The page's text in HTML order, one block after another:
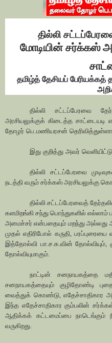
தில்லி
மோடியின் சர்க்கஸ்
தமிழ்த் தேசியப்
தில்லி சட்டப்பேரவை
அரசியலுக்குக் கிடைத்த சாட்டையடி
தோழர் பெ.மணியரசன்
இது குறித்து அவர்
தில்லி சட்டப்பேரவை
நடத்தி வரும் சர்க்கஸ் அரசியலுக்கு
தில்லி சட்டப்பேரவைத்
களமிறங்கி சந்து பொந்துகளில் எல்லாம்
அமைச்சர் என்பதையும் மறந்து அல்லது
முதல் எதிரிபோல் கருதி,
இத்தோல்வி பா.ச.க.வின் தோல்வியும்,
தோல்வியுமாகும்.
நாட்டின் சனநாயகத்தை
சனநாயகத்தையும் குழிதோண்டி
வைத்துக் கொண்டு, எதேச்சாதிகார
இந்த எதேச்சாதிகார கும்பலின்
ஆதிக்கக் கட்டமைப்பை நாடெங்கும்
வருகிறது.